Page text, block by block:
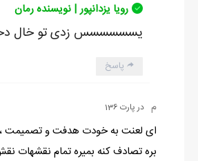
رویا یزدانپور | نویسنده رمان
یسسسسسس زدی تو خال
پاسخ
م در پارت 136
ای لعنت به خودت هدفت و تصمیمت
بره تصادف کنه بمیره تمام نقشهات